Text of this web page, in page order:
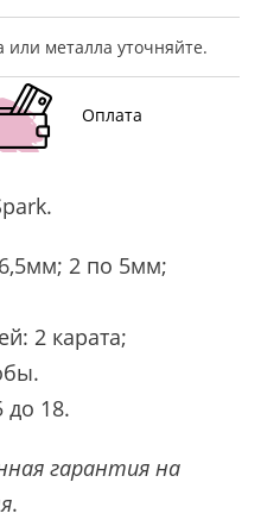
металла уточняйте.
Оплата
.
2 по 5мм;
2 карата;
до 18.
гарантия на
.